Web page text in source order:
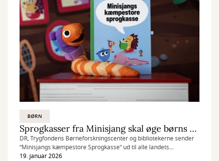
BØRN
Sprogkasser fra Minisjang skal øge børns sproglige leg og læring
DR, Trygfondens Børneforskningscenter og bibliotekerne sender
”Minisjangs kæmpestore Sprogkasse” ud til alle landets
børneinstitutioner.
19. januar 2026